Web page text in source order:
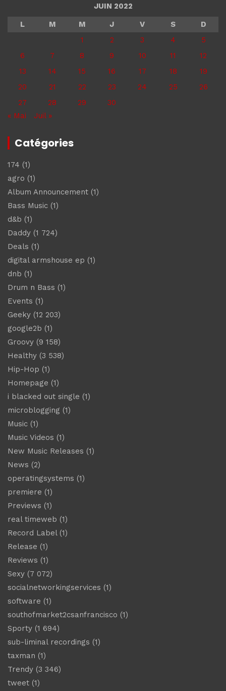
JUIN 2022
L
M M J V S
D
1
2 3 4
5
6
7 8 9 10 11
12
13
14 15 16 17 18
19
20
21 22 23 24 25
26
27
28 29
30
« Mai
Juil »
Catégories
174 (1)
agro (1)
Album Announcement (1)
Bass Music (1)
d&b (1)
Daddy (1 724)
Deals (1)
digital armshouse ep (1)
dnb (1)
Drum n Bass (1)
Events (1)
Geeky (12 203)
google2b (1)
Groovy (9 158)
Healthy (3 538)
Hip-Hop (1)
Homepage (1)
i blacked out single (1)
microblogging (1)
Music (1)
Music Videos (1)
New Music Releases (1)
News (2)
operatingsystems (1)
premiere (1)
Previews (1)
real timeweb (1)
Record Label(1)
Release (1)
Reviews (1)
Sexy (7 072)
socialnetworkingservices (1)
software (1)
southofmarket2csanfrancisco (1)
Sporty (1 694)
sub-liminal recordings (1)
taxman (1)
Trendy (3 346)
tweet (1)